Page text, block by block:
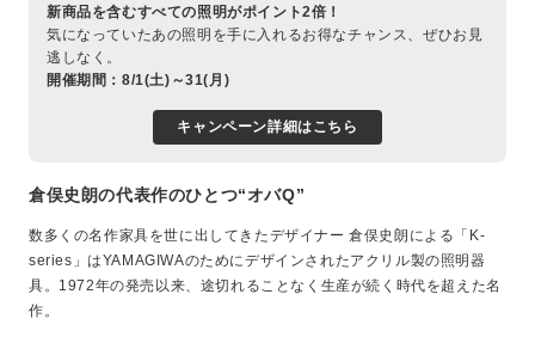
新商品を含むすべての照明がポイント2倍！
気になっていたあの照明を手に入れるお得なチャンス、ぜひお見
逃しなく。
開催期間：8/1(土)～31(月)
キャンペーン詳細はこちら
倉俣史朗の代表作のひとつ“オバQ”
数多くの名作家具を世に出してきたデザイナー 倉俣史朗による「K-
series」はYAMAGIWAのためにデザインされたアクリル製の照明器
具。1972年の発売以来、途切れることなく生産が続く時代を超えた名
作。